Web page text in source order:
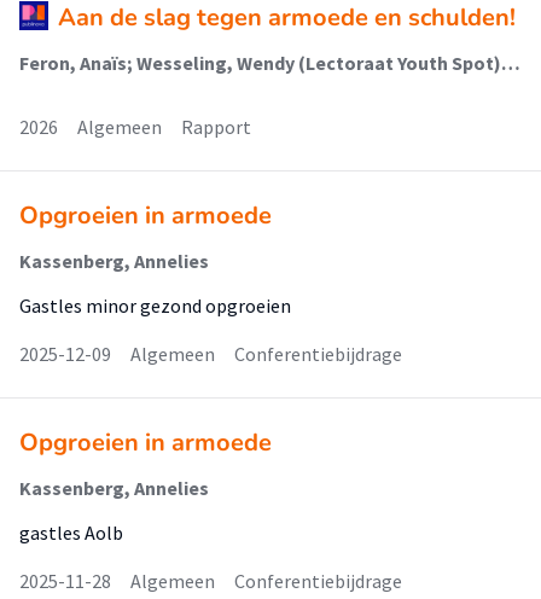
Aan de slag tegen armoede en schulden!
Feron, Anaïs; Wesseling, Wendy (Lectoraat Youth Spot); Mak, Jodi (Lectoraat Armoede Interventies); van Dam, Rosine (Lectoraat Armoede Interventies); Custers, Anna Louise (Lectoraat Armoede Interventies); Sieckelinck, Stijn (Lectoraat Youth Spot)
2026 Algemeen Rapport
Opgroeien in armoede
Kassenberg, Annelies
Gastles minor gezond opgroeien
2025-12-09
Algemeen Conferentiebijdrage
Opgroeien in armoede
Kassenberg, Annelies
gastles Aolb
2025-11-28
Algemeen Conferentiebijdrage